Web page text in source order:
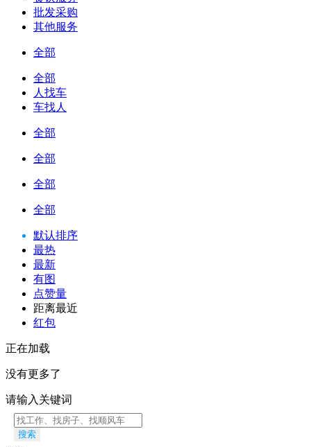
批发采购
其他服务
全部
全部
人找车
车找人
全部
全部
全部
全部
默认排序
最热
最新
有图
点赞量
距离最近
红包
正在加载
没有更多了
请输入关键词
搜索